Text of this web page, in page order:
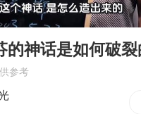
美股存储板块集体大
的神话是如何破裂
参考